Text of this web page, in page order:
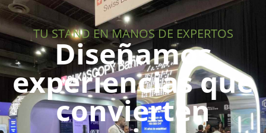
TU STAND EN MANOS DE EXPERTOS
Diseñamos
experiencias que
convierten